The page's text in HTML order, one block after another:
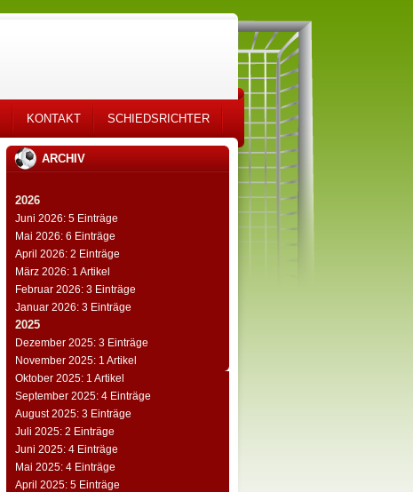
KONTAKT SCHIEDSRICHTER
ARCHIV
2026
Juni 2026: 5 Einträge
Mai 2026: 6 Einträge
April 2026: 2 Einträge
März 2026: 1 Artikel
Februar 2026: 3 Einträge
Januar 2026: 3 Einträge
2025
Dezember 2025: 3 Einträge
November 2025: 1 Artikel
Oktober 2025: 1 Artikel
September 2025: 4 Einträge
August 2025: 3 Einträge
Juli 2025: 2 Einträge
Juni 2025: 4 Einträge
Mai 2025: 4 Einträge
April 2025: 5 Einträge